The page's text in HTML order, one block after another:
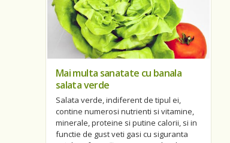
Mai multa sanatate cu banala
salata verde
Salata verde, indiferent de tipul ei,
contine numerosi nutrienti si vitamine,
minerale, proteine si putine calorii, si in
functie de gust veti gasi cu siguranta